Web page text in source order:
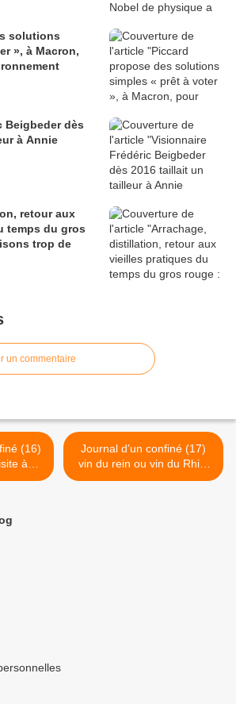
solutions
», à Macron,
Beigbeder dès
à Annie
retour aux
temps du gros
trop de
un commentaire
à
à
Journal d’un confiné (17)
vin du rein ou vin du Rhin,
le docteur Maury >